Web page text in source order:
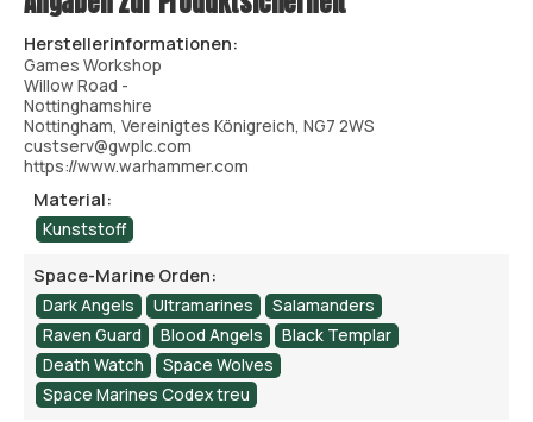
Herstellerinformationen:
Games Workshop
Willow Road -
Nottinghamshire
Nottingham, Vereinigtes Königreich, NG7 2WS
custserv@gwplc.com
https://www.warhammer.com
Material:
Kunststoff
Space-Marine Orden:
Dark Angels Ultramarines
Salamanders
Raven Guard
Blood Angels
Black Templar
Death Watch
Space Wolves
Space Marines Codex treu